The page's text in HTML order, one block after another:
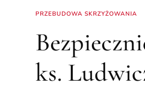
PRZEBUDOWA SKRZYŻOWANIA
ks.